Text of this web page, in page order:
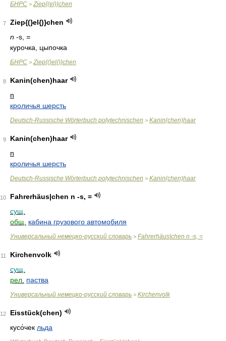
БНРС > Ziep{(el)}chen
7
Ziep{(}el{)}chen
n -s, =
курочка, цыпочка
БНРС > Ziep{(}el{)}chen
8
Kanin(chen)haar
n
кроличья шерсть
Deutsch-Russische Wörterbuch polytechnischen > Kanin(chen)haar
9
Kanin(chen)haar
n
кроличья шерсть
Deutsch-Russische Wörterbuch polytechnischen > Kanin(chen)haar
10
Fahrerhäus|chen n -s, =
сущ.
общ.
кабина грузового автомобиля
Универсальный немецко-русский словарь > Fahrerhäus|chen n -s, =
11
Kir­chen­volk
сущ.
рел. паства
Универсальный немецко-русский словарь > Kir­chen­volk
12
Eisstück(chen)
кусо́чек льда